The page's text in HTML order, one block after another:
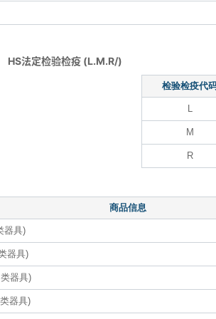
HS法定检验检疫 (L.M.R/)
检验检疫代
L
M
R
商品信息
器具)
器具)
器具)
器具)